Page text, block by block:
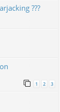
???
1 2 3